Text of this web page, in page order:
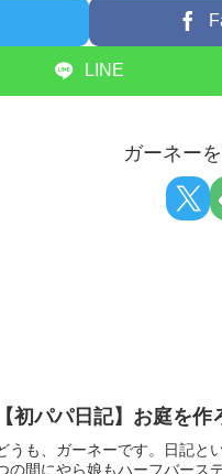
LINE
ガーネー
【初パパ日記】お庭を作
うも、ガーネーです。日記と
の間にやら娘もハーフバース